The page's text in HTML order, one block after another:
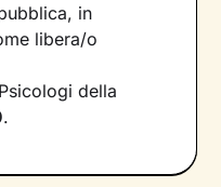
accompagnarti in
prima di tutto a
quello che
eventi della tua
le tue risorse
in
libera/o
della
.